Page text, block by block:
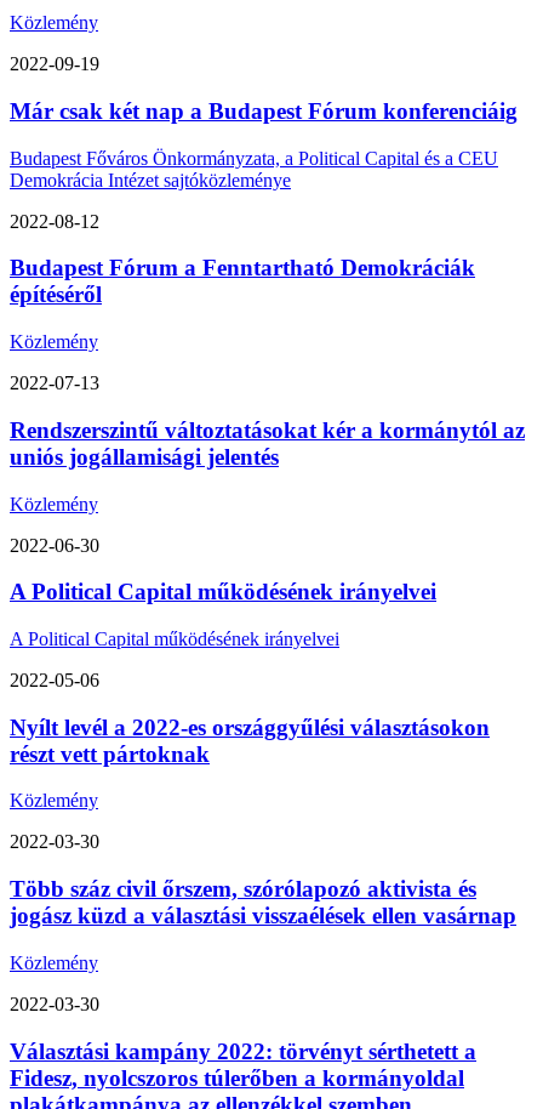
Közlemény
2022-09-19
Már csak két nap a Budapest Fórum konferenciáig
Budapest Főváros Önkormányzata, a Political Capital és a CEU
Demokrácia Intézet sajtóközleménye
2022-08-12
Budapest Fórum a Fenntartható Demokráciák
építéséről
Közlemény
2022-07-13
Rendszerszintű változtatásokat kér a kormánytól az
uniós jogállamisági jelentés
Közlemény
2022-06-30
A Political Capital működésének irányelvei
A Political Capital működésének irányelvei
2022-05-06
Nyílt levél a 2022-es országgyűlési választásokon
részt vett pártoknak
Közlemény
2022-03-30
Több száz civil őrszem, szórólapozó aktivista és
jogász küzd a választási visszaélések ellen vasárnap
Közlemény
2022-03-30
Választási kampány 2022: törvényt sérthetett a
Fidesz, nyolcszoros túlerőben a kormányoldal